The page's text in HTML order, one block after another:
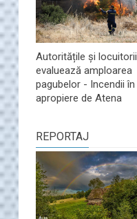
Autoritățile și locuitorii
evaluează amploarea
pagubelor - Incendii în
apropiere de Atena
REPORTAJ